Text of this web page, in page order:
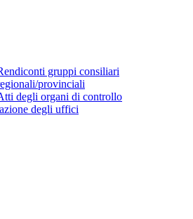
gruppi consiliari
provinciali
degli organi di controllo
degli uffici